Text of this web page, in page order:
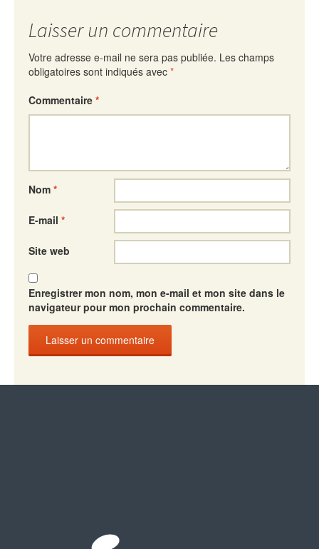
Laisser un commentaire
Votre adresse e-mail ne sera pas publiée. Les champs
obligatoires sont indiqués avec *
Commentaire *
Nom *
E-mail *
Site web
Enregistrer mon nom, mon e-mail et mon site dans le
navigateur pour mon prochain commentaire.